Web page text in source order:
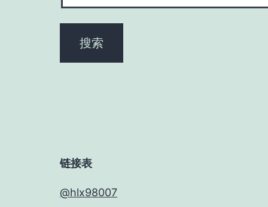
链接表
@hlx98007